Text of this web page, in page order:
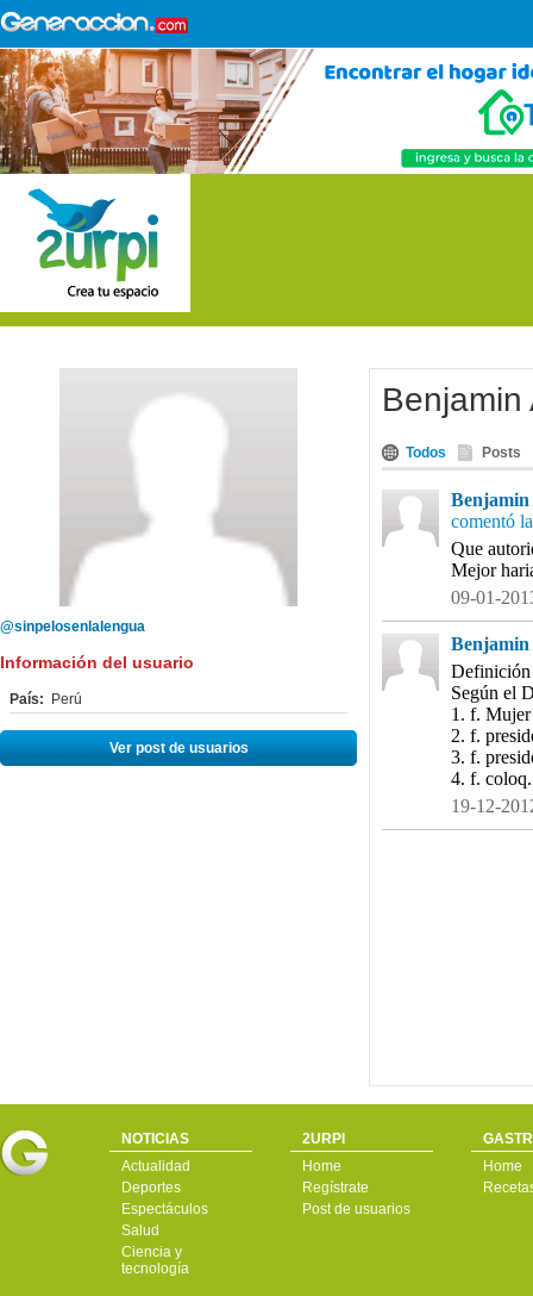
@sinpelosenlalengua
Información del usuario
País: Perú
Ver post de usuarios
Benjamin
Todos Posts
Benjamin
comentó
Que
Mejor
09-01-
Benjamin
Definición
Según el
1. f. Mujer
2. f.
3. f.
4. f.
19-12-
NOTICIAS
Actualidad
Deportes
Espectáculos
Salud
Ciencia y
tecnología
2URPI
Home
Regístrate
Post de usuarios
Home